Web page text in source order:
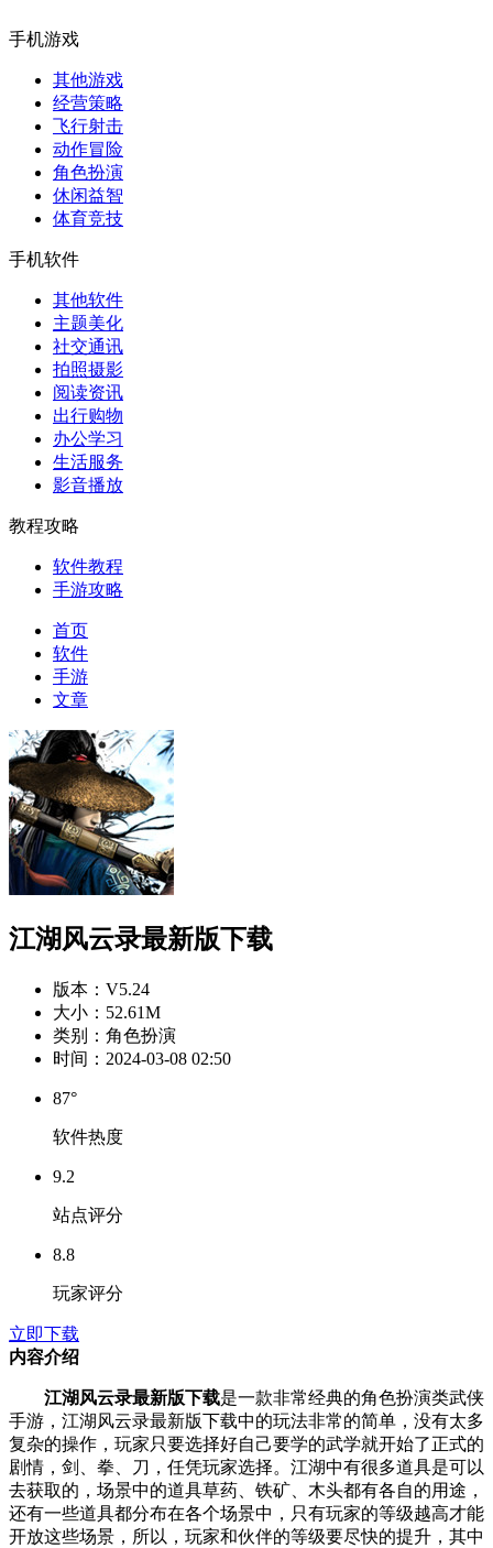
手机游戏
其他游戏
经营策略
飞行射击
动作冒险
角色扮演
休闲益智
体育竞技
手机软件
其他软件
主题美化
社交通讯
拍照摄影
阅读资讯
出行购物
办公学习
生活服务
影音播放
教程攻略
软件教程
手游攻略
首页
软件
手游
文章
江湖风云录最新版下载
版本： V5.24
大小： 52.61M
类别： 角色扮演
时间： 2024-03-08 02:50
87°
软件热度
9.2
站点评分
8.8
玩家评分
立即下载
内容介绍
江湖风云录最新版下载是一款非常经典的角色扮演类武侠
手游，江湖风云录最新版下载中的玩法非常的简单，没有太多
复杂的操作，玩家只要选择好自己要学的武学就开始了正式的
剧情，剑、拳、刀，任凭玩家选择。江湖中有很多道具是可以
去获取的，场景中的道具草药、铁矿、木头都有各自的用途，
还有一些道具都分布在各个场景中，只有玩家的等级越高才能
开放这些场景，所以，玩家和伙伴的等级要尽快的提升，其中